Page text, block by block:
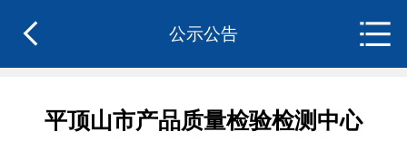
公示公告
平顶山市产品质量检验检测中心